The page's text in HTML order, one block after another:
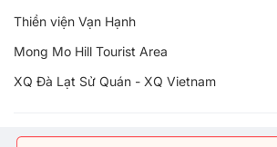
Thiền viện Vạn Hạnh
Mong Mo Hill Tourist Area
XQ Đà Lạt Sử Quán - XQ Vietnam